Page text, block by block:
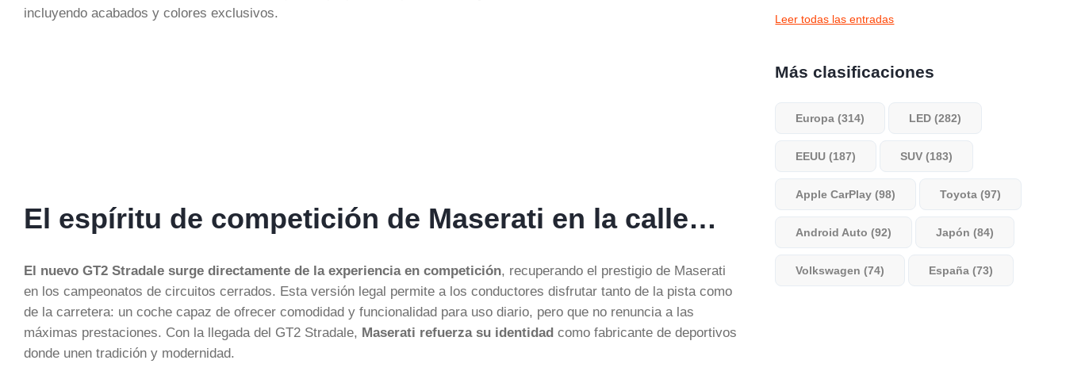
incluyendo acabados y colores exclusivos.
El espíritu de competición de Maserati en la calle…
El nuevo GT2 Stradale surge directamente de la experiencia en competición, recuperando el prestigio de Maserati
en los campeonatos de circuitos cerrados. Esta versión legal permite a los conductores disfrutar tanto de la pista como
de la carretera: un coche capaz de ofrecer comodidad y funcionalidad para uso diario, pero que no renuncia a las
máximas prestaciones. Con la llegada del GT2 Stradale, Maserati refuerza su identidad como fabricante de deportivos
donde unen tradición y modernidad.
Leer todas las entradas
Más clasificaciones
Europa (314) LED (282)
EEUU (187) SUV (183)
Apple CarPlay (98) Toyota (97)
Android Auto (92) Japón (84)
Volkswagen (74) España (73)